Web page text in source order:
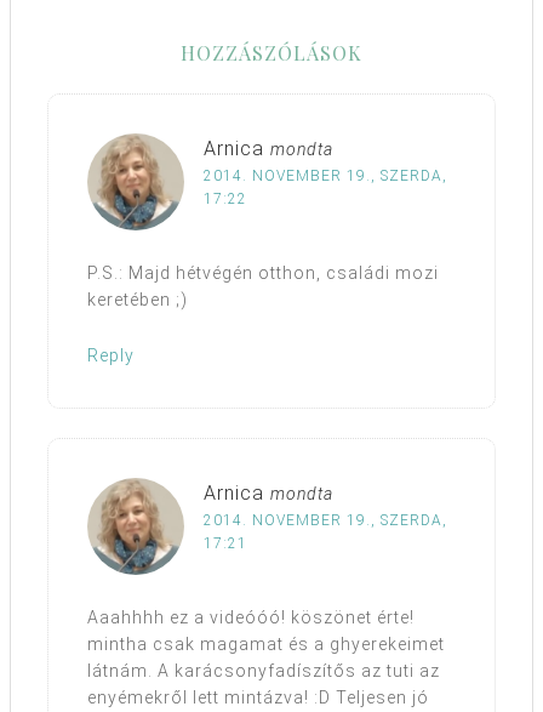
HOZZÁSZÓLÁSOK
Arnica mondta
2014. NOVEMBER 19., SZERDA,
17:22
P.S.: Majd hétvégén otthon, családi mozi
keretében ;)
Reply
Arnica mondta
2014. NOVEMBER 19., SZERDA,
17:21
Aaahhhh ez a videóóó! köszönet érte!
mintha csak magamat és a ghyerekeimet
látnám. A karácsonyfadíszítős az tuti az
enyémekről lett mintázva! :D Teljesen jó